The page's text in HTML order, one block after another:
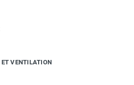
VENTILATION